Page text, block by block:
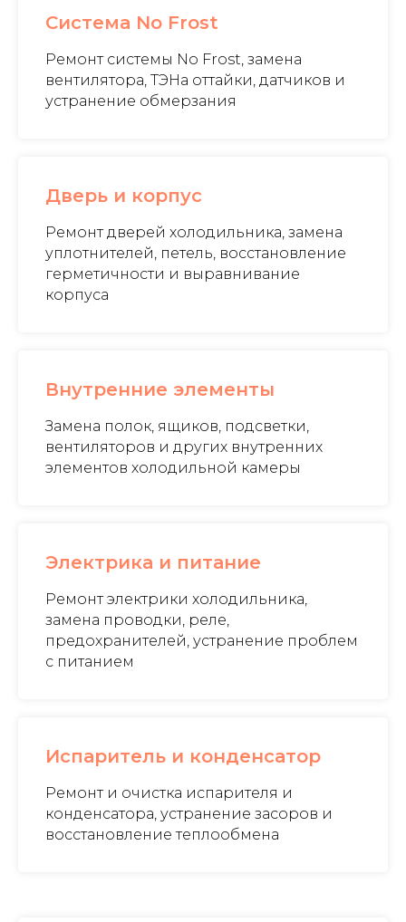
Система No Frost
Ремонт системы No Frost, замена
вентилятора, ТЭНа оттайки, датчиков и
устранение обмерзания
Дверь и корпус
Ремонт дверей холодильника, замена
уплотнителей, петель, восстановление
герметичности и выравнивание
корпуса
Внутренние элементы
Замена полок, ящиков, подсветки,
вентиляторов и других внутренних
элементов холодильной камеры
Электрика и питание
Ремонт электрики холодильника,
замена проводки, реле,
предохранителей, устранение проблем
с питанием
Испаритель и конденсатор
Ремонт и очистка испарителя и
конденсатора, устранение засоров и
восстановление теплообмена